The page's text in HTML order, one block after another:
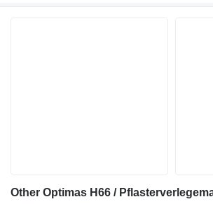
Other Optimas H66 /